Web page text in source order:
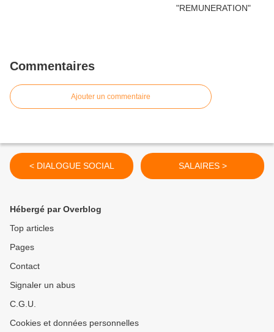
Commentaires
Ajouter un commentaire
< DIALOGUE SOCIAL SALAIRES >
Hébergé par Overblog
Top articles
Pages
Contact
Signaler un abus
C.G.U.
Cookies et données personnelles